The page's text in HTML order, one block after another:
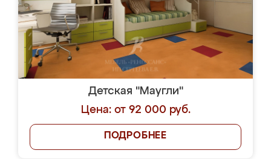
Детская "Маугли"
Цена: от 92 000 руб.
ПОДРОБНЕЕ